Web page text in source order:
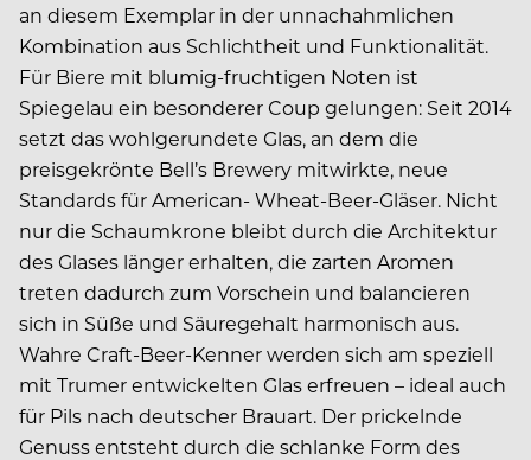
an diesem Exemplar in der unnachahmlichen
Kombination aus Schlichtheit und Funktionalität.
Für Biere mit blumig-fruchtigen Noten ist
Spiegelau ein besonderer Coup gelungen: Seit 2014
setzt das wohlgerundete Glas, an dem die
preisgekrönte Bell’s Brewery mitwirkte, neue
Standards für American- Wheat-Beer-Gläser. Nicht
nur die Schaumkrone bleibt durch die Architektur
des Glases länger erhalten, die zarten Aromen
treten dadurch zum Vorschein und balancieren
sich in Süße und Säuregehalt harmonisch aus.
Wahre Craft-Beer-Kenner werden sich am speziell
mit Trumer entwickelten Glas erfreuen – ideal auch
für Pils nach deutscher Brauart. Der prickelnde
Genuss entsteht durch die schlanke Form des